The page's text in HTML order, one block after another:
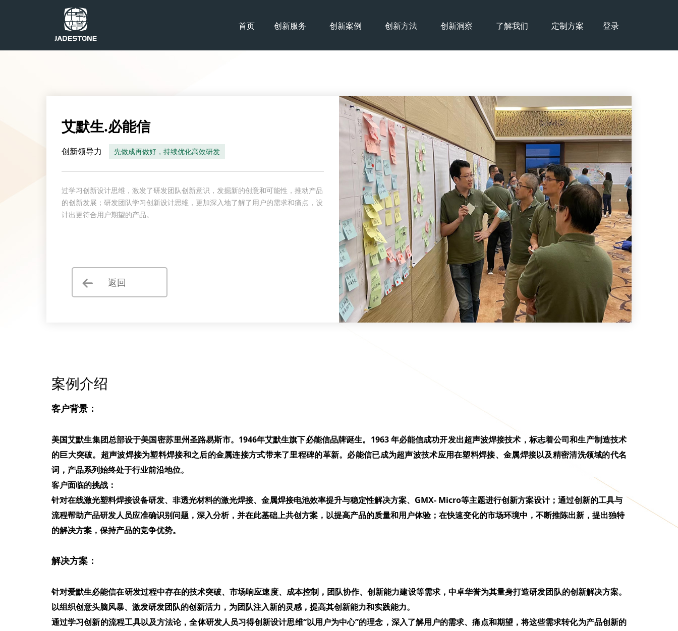
首页 创新服务 创新案例 创新方法 创新洞察 了解我们 定制方案 登录
艾默生.必能信
创新领导力 先做成再做好，持续优化高效研发
过学习创新设计思维，激发了研发团队创新意识，发掘新的创意和可能性，推动产品
的创新发展；研发团队学习创新设计思维，更加深入地了解了用户的需求和痛点，设
计出更符合用户期望的产品。
返回
案例介绍
客户背景：
美国艾默生集团总部设于美国密苏里州圣路易斯市。 1946年艾默生旗下必能信品牌诞生。 1963年必能信成功开发出超声波焊接技术，标志着公司和生产制造技术
的巨大突破。超声波焊接为塑料焊接和之后的金属连接方式带来了里程碑的革新。必能信已成为超声波技术应用在塑料焊接、金属焊接以及精密清洗领域的代名
词，产品系列始终处于行业前沿地位。
客户面临的挑战：
针对在线激光塑料焊接设备研发、非透光材料的激光焊接、金属焊接电池效率提升与稳定性解决方案、 GMX- Micro等主题进行创新方案设计；通过创新的工具与
流程帮助产品研发人员应准确识别问题，深入分析，并在此基础上共创方案，以提高产品的质量和用户体验；在快速变化的市场环境中，不断推陈出新，提出独特
的解决方案，保持产品的竞争优势。
解决方案：
针对爱默生必能信在研发过程中存在的技术突破、市场响应速度、成本控制，团队协作、创新能力建设等需求，中卓华誉为其量身打造研发团队的创新解决方案。
以组织创意头脑风暴、激发研发团队的创新活力，为团队注入新的灵感，提高其创新能力和实践能力。
通过学习创新的流程工具以及方法论，全体研发人员习得创新设计思维“以用户为中心”的理念，深入了解用户的需求、痛点和期望，将这些需求转化为产品创新的